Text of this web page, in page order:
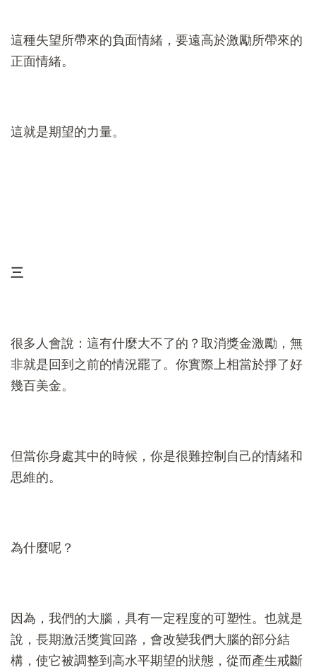
這種失望所帶來的負面情緒，要遠高於激勵所帶來的
正面情緒。
這就是期望的力量。
三
很多人會說：這有什麼大不了的？取消獎金激勵，無
非就是回到之前的情況罷了。你實際上相當於掙了好
幾百美金。
但當你身處其中的時候，你是很難控制自己的情緒和
思維的。
為什麼呢？
因為，我們的大腦，具有一定程度的可塑性。也就是
說，長期激活獎賞回路，會改變我們大腦的部分結
構，使它被調整到高水平期望的狀態，從而產生戒斷